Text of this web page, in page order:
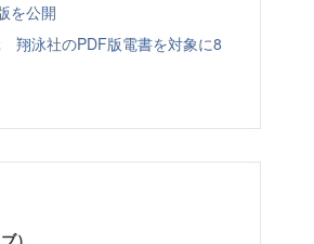
を公開
翔泳社のPDF版電書を対象に8
）